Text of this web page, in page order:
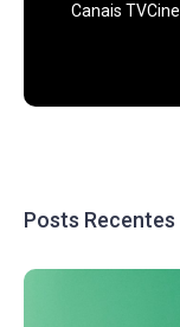
Canais TVCine
Posts Recentes